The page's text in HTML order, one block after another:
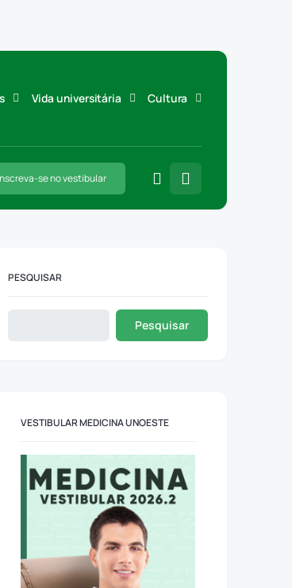
Vida universitária Cultura
se no vestibular
PESQUISAR
Pesquisar
VESTIBULAR MEDICINA UNOESTE